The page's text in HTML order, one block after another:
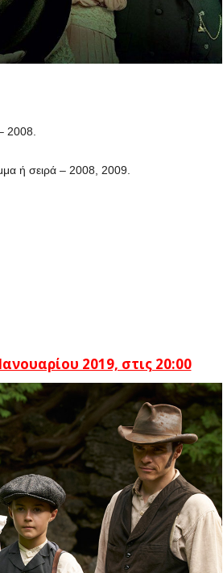
2008.
ή σειρά – 2008, 2009.
2019, στις 20:00